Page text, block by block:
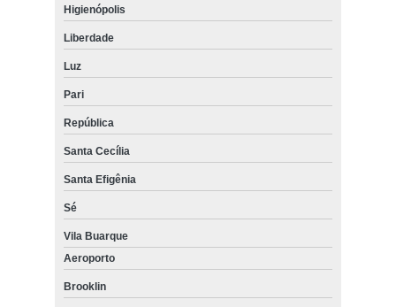
Higienópolis
Liberdade
Luz
Pari
República
Santa Cecília
Santa Efigênia
Sé
Vila Buarque
Aeroporto
Brooklin